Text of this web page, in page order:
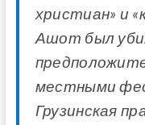
христиан» и
Ашот был
местными
Грузинская